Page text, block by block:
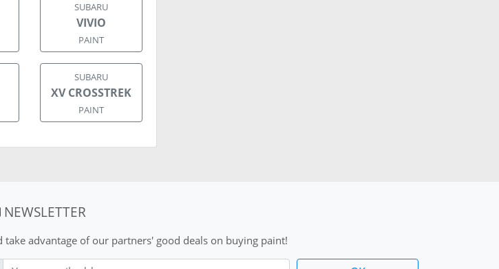
SUBARU
VIVIO
PAINT
SUBARU
XV CROSSTREK
PAINT
NEWSLETTER
advantage of our partners' good deals on buying paint!